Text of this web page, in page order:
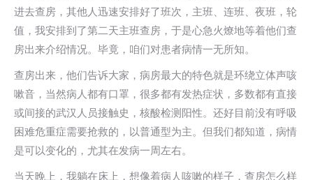
进去查房，其他人迅速安排好了班次，主班、连班、夜班，轮
值，我安排到了第二天主班查房，于是心急火燎地等着他们查
房出来介绍情况。毕竟，咱们对患者病情一无所知。
查房出来，他们告诉大家，病房最大的特色就是环绕立体声咳
嗽音，当然病人都有口罩，很多都有发热症状，多数都有直接
或间接的武汉人员接触史，核酸检测阳性。还好目前没有呼吸
困难危重症需要抢救的，以普通型为主。但我们都知道，病情
是可以变化的，尤其在发病一周左右。
当天晚上，我躺在床上，想像着病人咳嗽的样子，查房怎么样